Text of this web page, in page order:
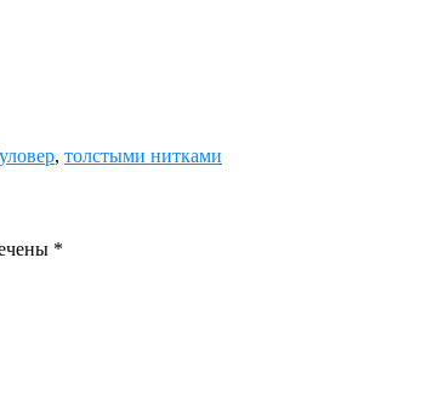
, толстыми нитками
*